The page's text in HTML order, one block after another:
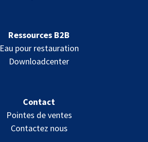
Ressources B2B
Eau pour restauration
Downloadcenter
Contact
Pointes de ventes
Contactez nous